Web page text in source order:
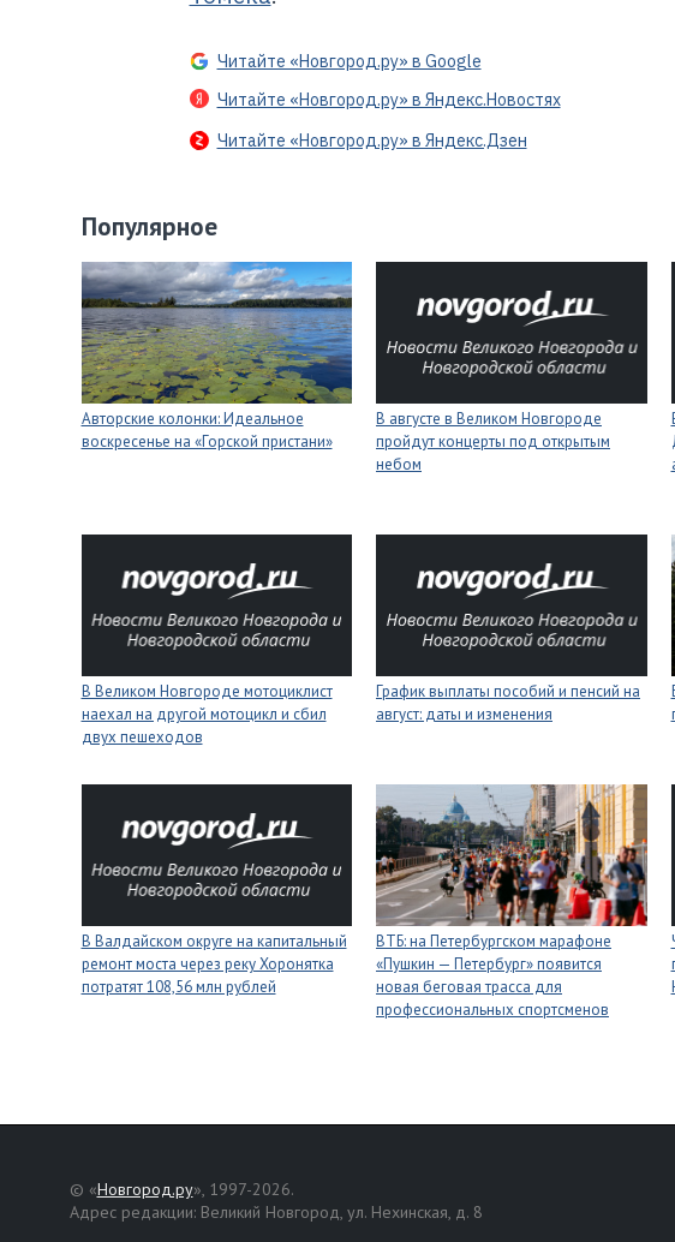
Читайте «Новгород.ру» в Google
Читайте «Новгород.ру» в Яндекс.Новостях
Читайте «Новгород.ру» в Яндекс.Дзен
Популярное
Авторские колонки: Идеальное
воскресенье на «Горской пристани»
В августе в Великом Новгороде
пройдут концерты под открытым
небом
В Великом Новгороде мотоциклист
наехал на другой мотоцикл и сбил
двух пешеходов
График выплаты пособий и пенсий на
август: даты и изменения
В Валдайском округе на капитальный
ремонт моста через реку Хоронятка
потратят 108,56 млн рублей
ВТБ: на Петербургском марафоне
«Пушкин — Петербург» появится
новая беговая трасса для
профессиональных спортсменов
© «Новгород.ру», 1997-2026.
Адрес редакции: Великий Новгород, ул. Нехинская, д. 8